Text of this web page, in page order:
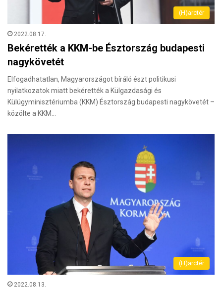
(H)arctér
2022.08.17.
Bekérették a KKM-be Észtország budapesti
nagykövetét
Elfogadhatatlan, Magyarországot bíráló észt politikusi
nyilatkozatok miatt bekérették a Külgazdasági és
Külügyminisztériumba (KKM) Észtország budapesti nagykövetét –
közölte a KKM…
(H)arctér
2022.08.13.